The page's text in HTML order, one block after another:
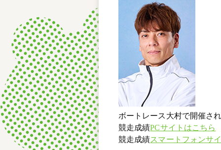
ボートレース大村で開催さ
競走成績PCサイトはこちら
競走成績スマートフォンサ